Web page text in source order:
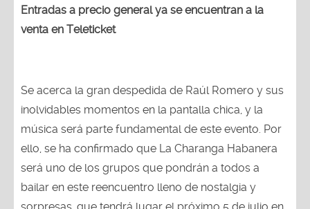
Entradas a precio general ya se encuentran a la
venta en Teleticket
Se acerca la gran despedida de Raúl Romero y sus
inolvidables momentos en la pantalla chica, y la
música será parte fundamental de este evento. Por
ello, se ha confirmado que La Charanga Habanera
será uno de los grupos que pondrán a todos a
bailar en este reencuentro lleno de nostalgia y